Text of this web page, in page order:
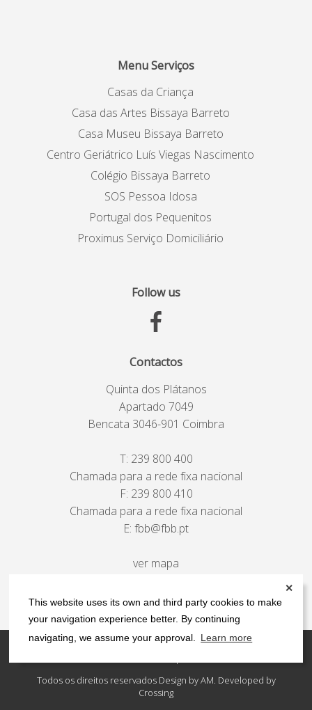
This website uses its own and third party cookies to make
your navigation experience better. By continuing
navigating, we assume your approval.
Learn more
✕
Menu Serviços
Casas da Criança
Casa das Artes Bissaya Barreto
Casa Museu Bissaya Barreto
Centro Geriátrico Luís Viegas Nascimento
Colégio Bissaya Barreto
SOS Pessoa Idosa
Portugal dos Pequenitos
Proximus Serviço Domiciliário
Follow us
Contactos
Quinta dos Plátanos
Apartado 7049
Bencata 3046-901 Coimbra
T: 239 800 400
Chamada para a rede fixa nacional
F: 239 800 410
Chamada para a rede fixa nacional
E: fbb@fbb.pt
ver mapa
Todos os direitos reservados Design by AM. Developed by
Crossing